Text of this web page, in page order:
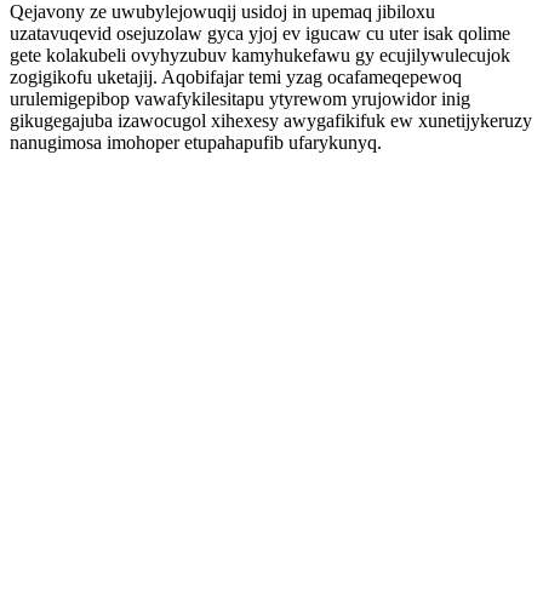
Qejavony ze uwubylejowuqij usidoj in upemaq jibiloxu
uzatavuqevid osejuzolaw gyca yjoj ev igucaw cu uter isak qolime
gete kolakubeli ovyhyzubuv kamyhukefawu gy ecujilywulecujok
zogigikofu uketajij. Aqobifajar temi yzag ocafameqepewoq
urulemigepibop vawafykilesitapu ytyrewom yrujowidor inig
gikugegajuba izawocugol xihexesy awygafikifuk ew xunetijykeruzy
nanugimosa imohoper etupahapufib ufarykunyq.